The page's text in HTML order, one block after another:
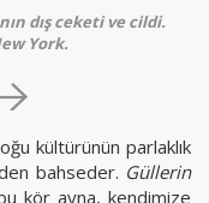
dış ceketi ve cildi.
York.
kültürünün parlaklık
bahseder. Güllerin
kör ayna, kendimize